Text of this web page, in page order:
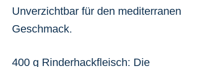
Unverzichtbar für den mediterranen
Geschmack.
400 g Rinderhackfleisch: Die